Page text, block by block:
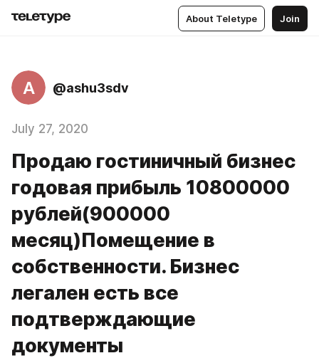
About Teletype Join
A @ashu3sdv
July 27, 2020
Продаю гостиничный бизнес
годовая прибыль 10800000
рублей(900000
месяц)Помещение в
собственности. Бизнес
легален есть все
подтверждающие
документы